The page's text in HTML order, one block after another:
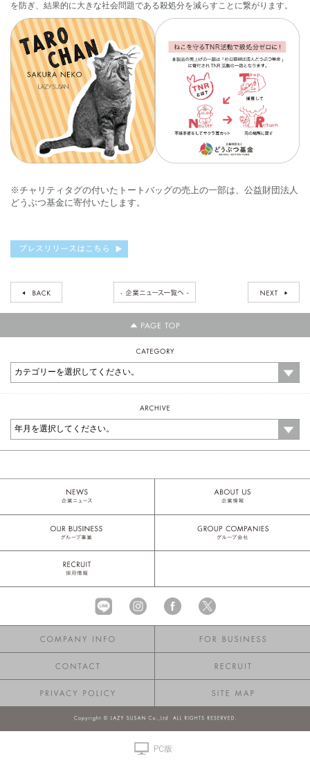
を防ぎ、結果的に大きな社会問題である殺処分を減らすことに繋がります。
※チャリティタグの付いたトートバッグの売上の一部は、公益財団法人
どうぶつ基金に寄付いたします。